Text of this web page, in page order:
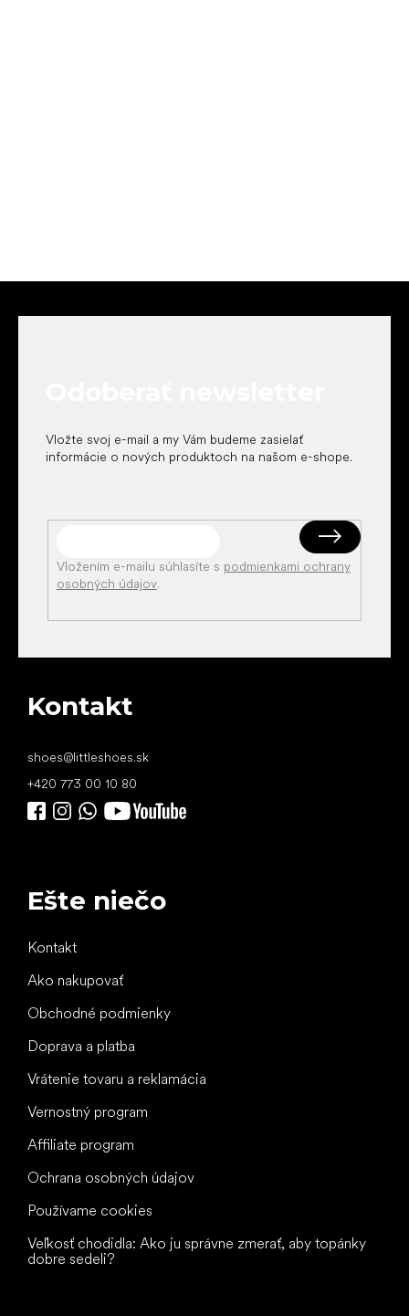
Vložte svoj e-mail a my Vám budeme zasielať
informácie o nových produktoch na našom e-shope.
Vložením e-mailu súhlasíte s podmienkami ochrany
osobných údajov.
Kontakt
shoes@littleshoes.sk
+420 773 00 10 80
Ešte niečo
Kontakt
Ako nakupovať
Obchodné podmienky
Doprava a platba
Vrátenie tovaru a reklamácia
Vernostný program
Affiliate program
Ochrana osobných údajov
Používame cookies
Veľkosť chodidla: Ako ju správne zmerať, aby topánky
dobre sedeli?